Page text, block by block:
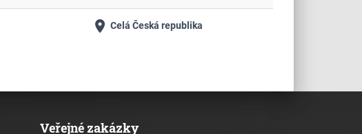
place Celá Česká republika
Veřejné zakázky